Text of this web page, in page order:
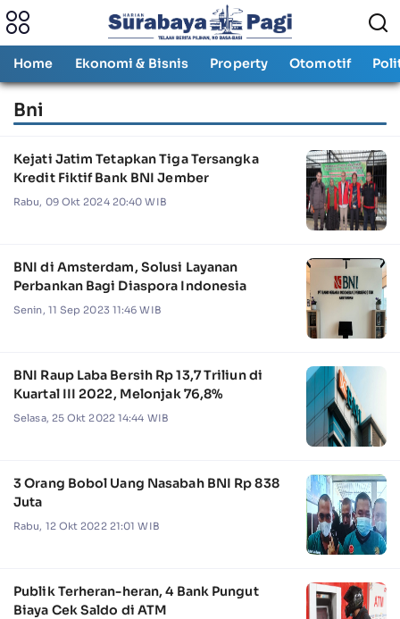
Home Ekonomi & Bisnis Property Otomotif
Bni
Kejati Jatim Tetapkan Tiga Tersangka
Kredit Fiktif Bank BNI Jember
Rabu, 09 Okt 2024 20:40 WIB
BNI di Amsterdam, Solusi Layanan
Perbankan Bagi Diaspora Indonesia
Senin, 11 Sep 2023 11:46 WIB
BNI Raup Laba Bersih Rp 13,7 Triliun di
Kuartal III 2022, Melonjak 76,8%
Selasa, 25 Okt 2022 14:44 WIB
3 Orang Bobol Uang Nasabah BNI Rp 838
Juta
Rabu, 12 Okt 2022 21:01 WIB
Publik Terheran-heran, 4 Bank Pungut
Biaya Cek Saldo di ATM